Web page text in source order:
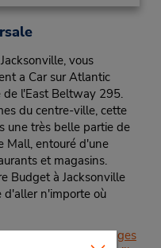
vous
a Car sur Atlantic
de l'East Beltway 295.
du centre-ville, cette
une très belle partie de
Mall, entouré d'une
et magasins.
Budget à Jacksonville
d'aller n'importe où
pour vos voyages